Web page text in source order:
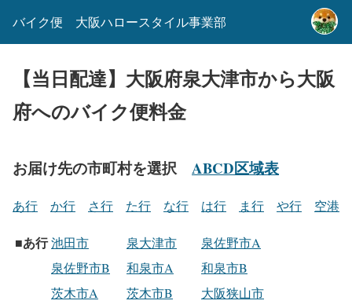
バイク便 大阪ハロースタイル事業部
【当日配達】大阪府泉大津市から大阪
府へのバイク便料金
お届け先の市町村を選択 ABCD区域表
あ行 か行 さ行 た行 な行 は行 ま行 や行 空港
■あ行池田市 泉大津市
泉佐野市A
泉佐野市B
和泉市A
和泉市B
茨木市A
茨木市B
大阪狭山市